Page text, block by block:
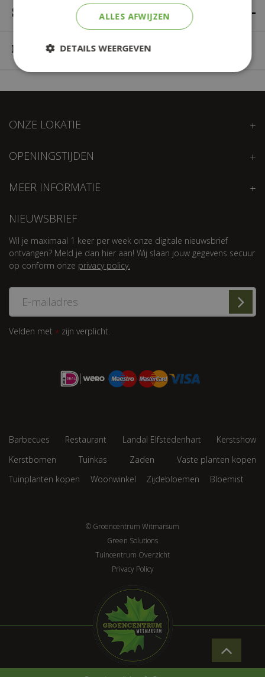
SPECIFICATIES
Hoogte 30
ONZE LOKATIE
OPENINGSTIJDEN
MEER INFORMATIE
NIEUWSBRIEF
Wil je maximaal 1 keer per week onze digitale nieuwsbrief
ontvangen? Meld je dan hier aan! Wij slaan jouw gegevens secuur
op conform onze privacy policy.
Velden met * zijn verplicht.
Barbecues Restaurant Landal Elfstedenhart
Kerstshow
Kerstbomen
Tuinkas Zaden
Vaste planten kopen
Tuinplanten kopen
Woonwinkel Zijdebloemen Bloemist
© Groencentrum Witmarsum
Green Solutions
Tuincentrum Overzicht
Privacy Policy
ALLES AFWIJZEN
DETAILS WEERGEVEN